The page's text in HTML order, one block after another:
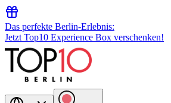
Das perfekte Berlin-Erlebnis:
Jetzt Top10 Experience Box verschenken!